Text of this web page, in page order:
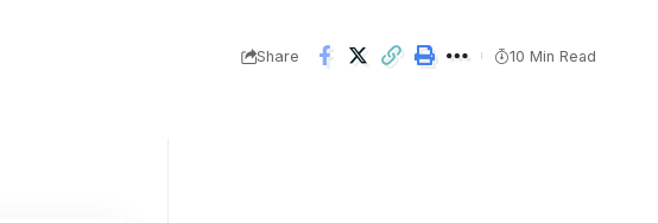
Share 10 Min Read